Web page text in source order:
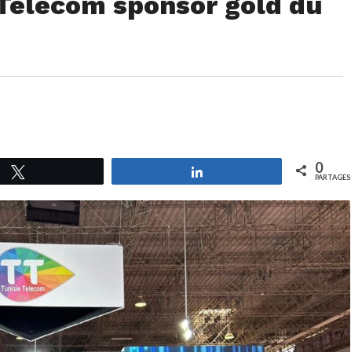
0
PARTAGES